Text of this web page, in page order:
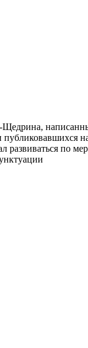
развиваться по